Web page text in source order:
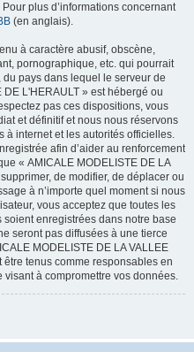
plus d’informations concernant
(en anglais).
à caractère abusif, obscène,
pornographique, etc. qui pourrait
pays dans lequel le serveur de
DE L'HERAULT » est hébergé ou
pas ces dispositions, vous
et définitif et nous nous réservons
à internet et les autorités officielles.
afin d’aider au renforcement
« AMICALE MODELISTE DE LA
de modifier, de déplacer ou
à n’importe quel moment si nous
vous acceptez que toutes les
enregistrées dans notre base
seront pas diffusées à une tierce
MODELISTE DE LA VALLEE
être tenus comme responsables en
à compromettre vos données.